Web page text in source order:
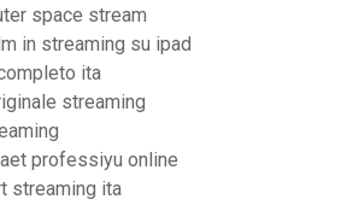
space stream
in streaming su ipad
ita
streaming
professiyu online
streaming ita